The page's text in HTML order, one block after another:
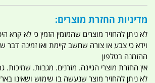
מדיניות החזרת מוצרים:
לא ניתן להחזיר מוצרים שהמזמין הזמין כי לא קרא
וידא כי צבע או צורה שחשב קיימת ואו זמינה דבר
ההזמנה בטלפון
אין החזרת מוצרי הגיינה. מזרנים. מגבות. שמיכות.
לא ניתן להחזיר מוצר שנעשה בו שימוש ושאינו